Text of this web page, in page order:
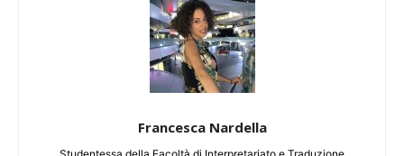
Francesca Nardella